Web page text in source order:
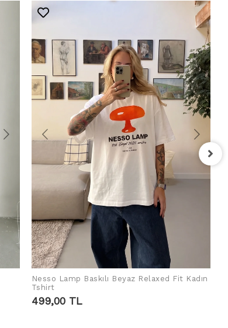
SEPETE EKLE
Nesso Lamp Baskılı Beyaz Relaxed Fit Kadın
Tshirt
499,00 TL